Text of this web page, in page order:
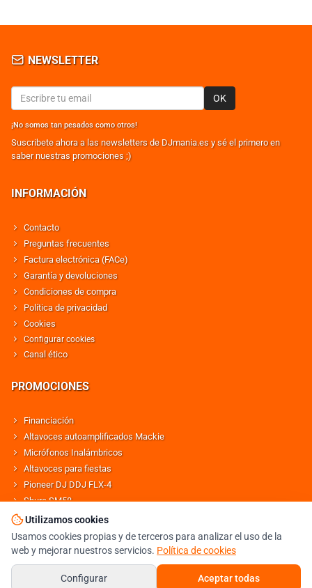
NEWSLETTER
OK
¡No somos tan pesados como otros!
Suscribete ahora a las newsletters de DJmania.es y sé el primero en
saber nuestras promociones ;)
INFORMACIÓN
Contacto
Preguntas frecuentes
Factura electrónica (FACe)
Garantía y devoluciones
Condiciones de compra
Política de privacidad
Cookies
Configurar cookies
Canal ético
PROMOCIONES
Financiación
Altavoces autoamplificados Mackie
Micrófonos Inalámbricos
Altavoces para fiestas
Pioneer DJ DDJ FLX-4
Shure SM58
Altavoces Behringer
TIENDA DJ ESPECIALISTA EN SONIDO E ILUMINACIÓN PROFESIONAL
Utilizamos cookies
Usamos cookies propias y de terceros para analizar el uso de la
web y mejorar nuestros servicios. Política de cookies
Configurar Aceptar todas